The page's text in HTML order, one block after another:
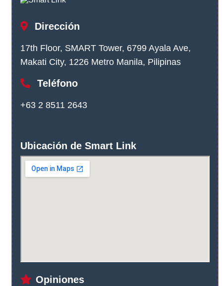
Dirección
17th Floor, SMART Tower, 6799 Ayala Ave,
Makati City, 1226 Metro Manila, Pilipinas
Teléfono
+63 2 8511 2643
Ubicación de Smart Link
Opiniones